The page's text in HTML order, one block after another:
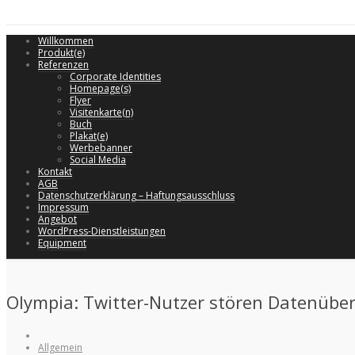
Willkommen
Produkt(e)
Referenzen
Corporate Identities
Homepage(s)
Flyer
Visitenkarte(n)
Buch
Plakat(e)
Werbebanner
Social Media
Kontakt
AGB
Datenschutzerklärung – Haftungsausschluss
Impressum
Angebot
WordPress-Dienstleistungen
Equipment
Olympia: Twitter-Nutzer stören
Allgemein